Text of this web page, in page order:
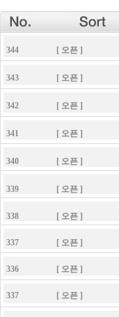
344 [ 오픈 ] "모바일
343 [ 오픈 ] "카드
342 [ 오픈 ] "카드삼
341 [ 오픈 ] "카드
340 [ 오픈 ] "히어로
339 [ 오픈 ] "히어로
338 [ 오픈 ] "메탈컴
337 [ 오픈 ] "히어
336 [ 오픈 ] "히어
337 [ 오픈 ] "메탈컴